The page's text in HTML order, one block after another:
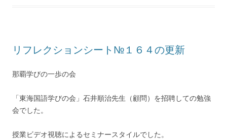
リフレクションシート№１６４の更新
那覇学びの一歩の会
「東海国語学びの会」石井順治先生（顧問）を招聘しての勉強
会でした。
授業ビデオ視聴によるセミナースタイルでした。